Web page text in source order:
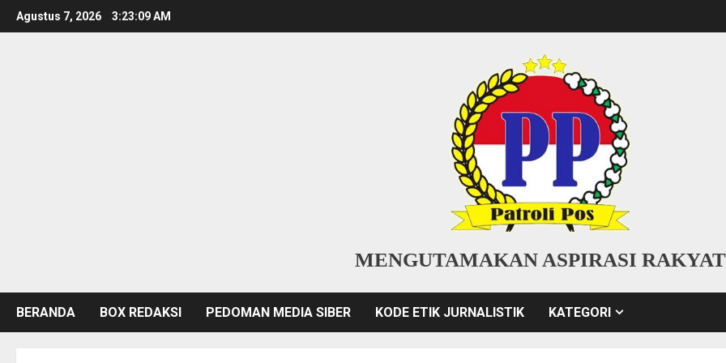
Skip
to
Agustus 7, 2026 3:23:10 AM
MENGUTAMAKAN ASPIRASI RAKYAT
BERANDA BOX REDAKSI PEDOMAN MEDIA SIBER KODE ETIK JURNALISTIK KATEGORI